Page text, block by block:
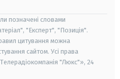
позначені словами
"Експерт", "Позиція".
цитування можна
сайтом. Усі права
"Люкс"», 24